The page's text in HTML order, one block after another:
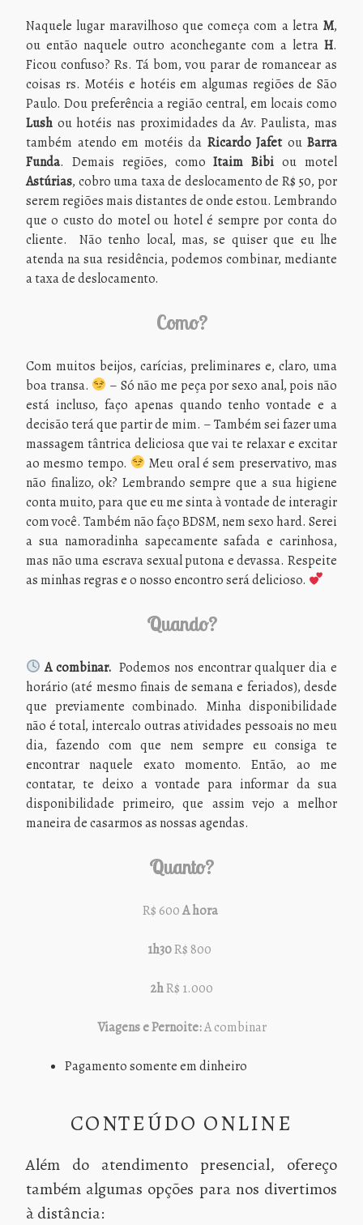
Naquele lugar maravilhoso que começa com a letra M,
ou então naquele outro aconchegante com a letra H.
Ficou confuso? Rs. Tá bom, vou parar de romancear as
coisas rs. Motéis e hotéis em algumas regiões de São
Paulo. Dou preferência a região central, em locais como
Lush ou hotéis nas proximidades da Av. Paulista, mas
também atendo em motéis da Ricardo Jafetou Barra
Funda. Demais regiões, comoItaim Bibi ou motel
Astúrias, cobro uma taxa de deslocamento de R$ 50, por
serem regiões mais distantes de onde estou. Lembrando
que o custo do motel ou hotel é sempre por conta do
cliente. Não tenho local, mas, se quiser que eu lhe
atenda na sua residência, podemos combinar, mediante
a taxa de deslocamento.
Como?
Com muitos beijos, carícias, preliminares e, claro, uma
boa transa.
– Só não me peça por sexo anal, pois não
está incluso, faço apenas quando tenho vontade e a
decisão terá que partir de mim. – Também sei fazer uma
massagem tântrica deliciosa que vai te relaxar e excitar
ao mesmo tempo.
Meu oral é sem preservativo, mas
não finalizo, ok? Lembrando sempre que a sua higiene
conta muito, para que eu me sinta à vontade de interagir
com você. Também não faço BDSM, nem sexo hard. Serei
a sua namoradinha sapecamente safada e carinhosa,
mas não uma escrava sexual putona e devassa. Respeite
as minhas regras e o nosso encontro será delicioso.
Quando?
A combinar. Podemos nos encontrar qualquer dia e
horário (até mesmo finais de semana e feriados), desde
que previamente combinado. Minha disponibilidade
não é total, intercalo outras atividades pessoais no meu
dia, fazendo com que nem sempre eu consiga te
encontrar naquele exato momento. Então, ao me
contatar, te deixo a vontade para informar da sua
disponibilidade primeiro, que assim vejo a melhor
maneira de casarmos as nossas agendas.
Quanto?
R$ 600Ahora
1h30R$ 800
2hR$ 1.000
Viagens e Pernoite:A combinar
Pagamento somente em dinheiro
CONTEÚDO ONLINE
Além do atendimento presencial, ofereço
também algumas opções para nos divertimos
à distância: